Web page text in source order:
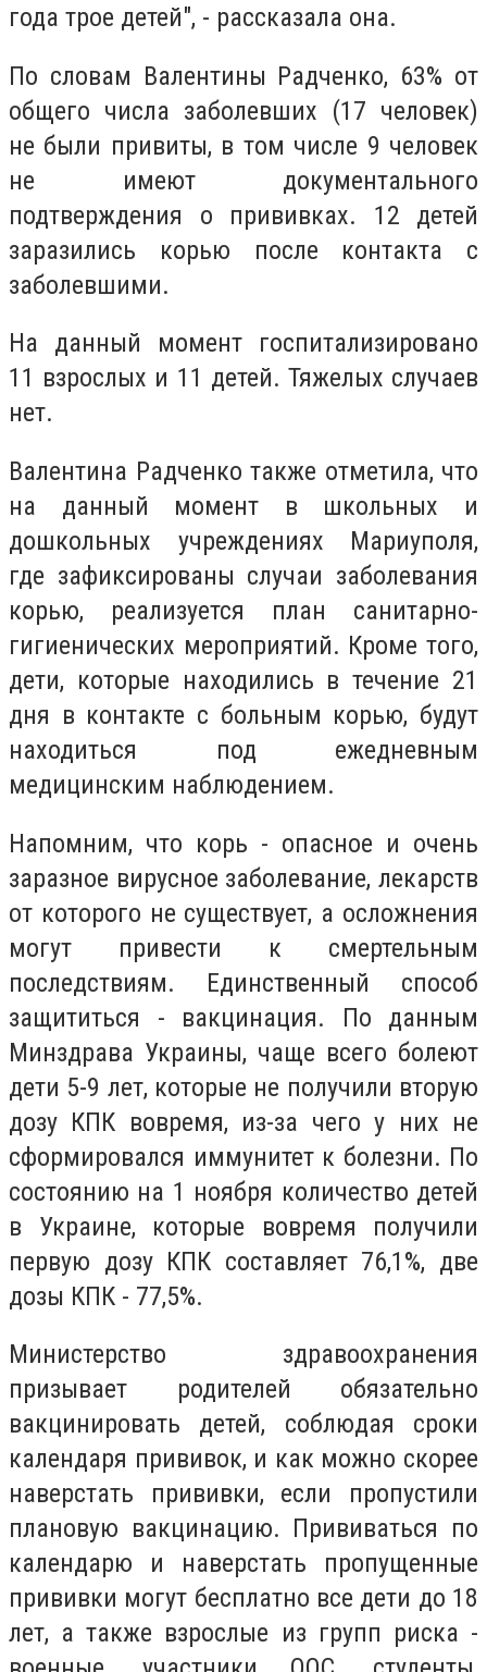
года трое детей", - рассказала она.
По словам Валентины Радченко, 63% от
общего числа заболевших (17 человек)
не были привиты, в том числе 9 человек
не имеют документального
подтверждения о прививках. 12 детей
заразились корью после контакта с
заболевшими.
На данный момент госпитализировано
11 взрослых и 11 детей. Тяжелых случаев
нет.
Валентина Радченко также отметила, что
на данный момент в школьных и
дошкольных учреждениях Мариуполя,
где зафиксированы случаи заболевания
корью, реализуется план санитарно-
гигиенических мероприятий. Кроме того,
дети, которые находились в течение 21
дня в контакте с больным корью, будут
находиться под ежедневным
медицинским наблюдением.
Напомним, что корь - опасное и очень
заразное вирусное заболевание, лекарств
от которого не существует, а осложнения
могут привести к смертельным
последствиям. Единственный способ
защититься - вакцинация. По данным
Минздрава Украины, чаще всего болеют
дети 5-9 лет, которые не получили вторую
дозу КПК вовремя, из-за чего у них не
сформировался иммунитет к болезни. По
состоянию на 1 ноября количество детей
в Украине, которые вовремя получили
первую дозу КПК составляет 76,1%, две
дозы КПК - 77,5%.
Министерство здравоохранения
призывает родителей обязательно
вакцинировать детей, соблюдая сроки
календаря прививок, и как можно скорее
наверстать прививки, если пропустили
плановую вакцинацию. Прививаться по
календарю и наверстать пропущенные
прививки могут бесплатно все дети до 18
лет, а также взрослые из групп риска -